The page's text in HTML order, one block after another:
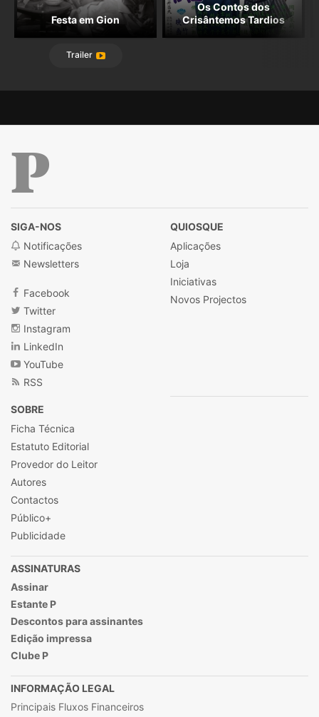
Festa em Gion
Trailer
Os Contos dos
Crisântemos Tardios
SIGA-NOS
Notificações
Newsletters
Facebook
Twitter
Instagram
LinkedIn
YouTube
RSS
QUIOSQUE
Aplicações
Loja
Iniciativas
Novos Projectos
SOBRE
Ficha Técnica
Estatuto Editorial
Provedor do Leitor
Autores
Contactos
Público+
Publicidade
ASSINATURAS
Assinar
Estante P
Descontos para assinantes
Edição impressa
Clube P
INFORMAÇÃO LEGAL
Principais Fluxos Financeiros